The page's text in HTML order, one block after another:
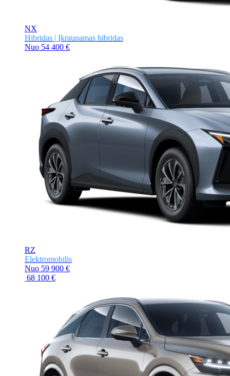
NX
Hibridas | Įkraunamas hibridas
Nuo 54 400 €
RZ
Elektromobilis
Nuo 59 900 €
68 100 €